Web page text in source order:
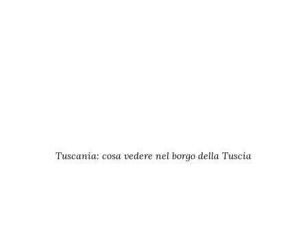
Tuscania: cosa vedere nel borgo della Tuscia